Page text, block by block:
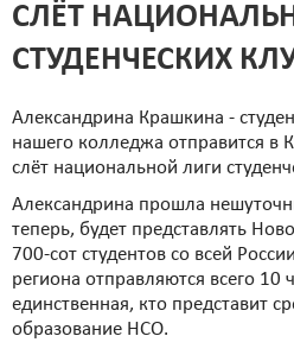
СЛЁТ
СТУДЕНЧЕСКИХ
Александрина Крашкина -
нашего колледжа отправится в
слёт национальной лиги
Александрина прошла
теперь, будет представлять
700-сот студентов со всей
региона отправляются всего 10
единственная, кто представит
образование НСО.